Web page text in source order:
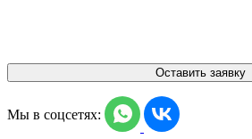
Оставить заявку
Мы в соцсетях: